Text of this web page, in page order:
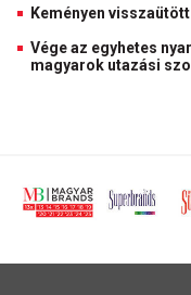
Keményen
Vége az egyhetes
magyarok utazási